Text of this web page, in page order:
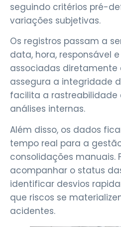
seguindo critérios pré-
variações subjetivas.
Os registros passam a
data, hora, responsável
associadas diretamente
assegura a integridade
facilita a rastreabilidade
análises internas.
Além disso, os dados
tempo real para a
consolidações manuais.
acompanhar o status
identificar desvios
que riscos se
acidentes.